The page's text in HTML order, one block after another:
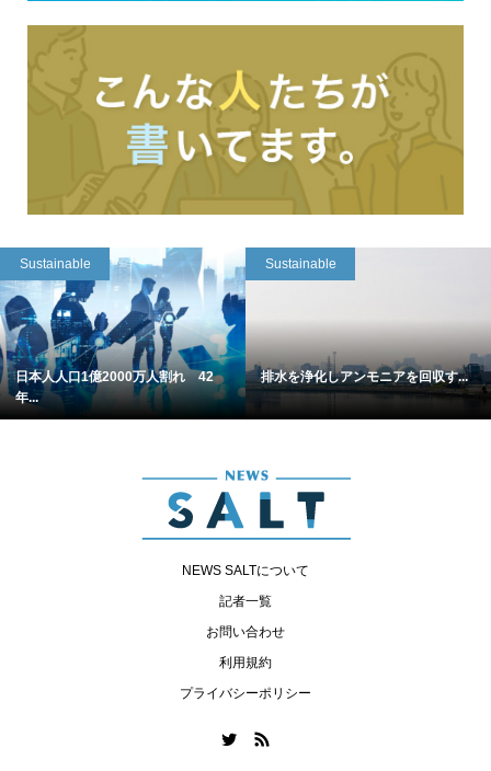
Sustainable
日本人人口1億2000万人割れ 42
年...
Sustainable
排水を浄化しアンモニアを回収す...
NEWS SALTについて
記者一覧
お問い合わせ
利用規約
プライバシーポリシー